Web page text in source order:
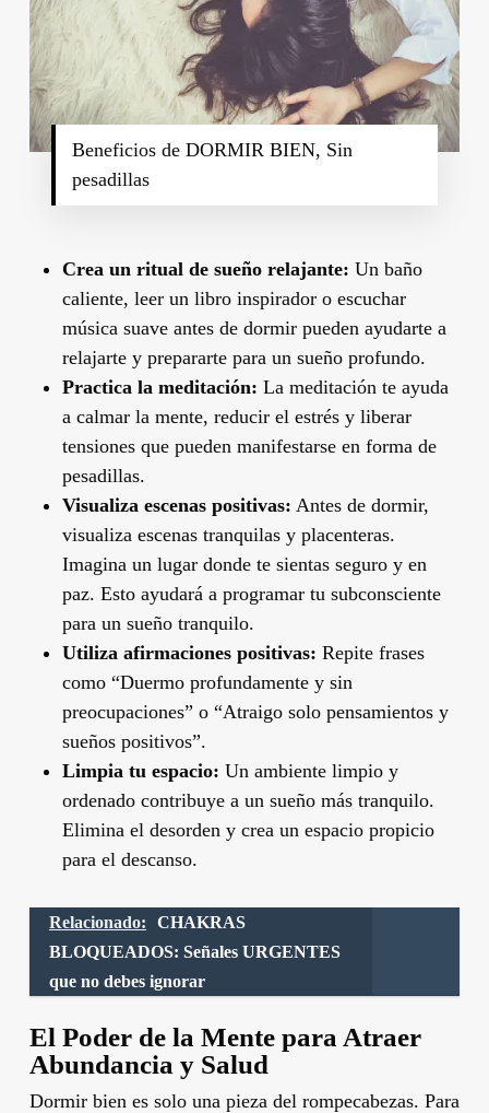
Beneficios de DORMIR BIEN, Sin
pesadillas
Crea un ritual de sueño relajante: Un baño
caliente, leer un libro inspirador o escuchar
música suave antes de dormir pueden ayudarte a
relajarte y prepararte para un sueño profundo.
Practica la meditación: La meditación te ayuda
a calmar la mente, reducir el estrés y liberar
tensiones que pueden manifestarse en forma de
pesadillas.
Visualiza escenas positivas: Antes de dormir,
visualiza escenas tranquilas y placenteras.
Imagina un lugar donde te sientas seguro y en
paz. Esto ayudará a programar tu subconsciente
para un sueño tranquilo.
Utiliza afirmaciones positivas: Repite frases
como “Duermo profundamente y sin
preocupaciones” o “Atraigo solo pensamientos y
sueños positivos”.
Limpia tu espacio: Un ambiente limpio y
ordenado contribuye a un sueño más tranquilo.
Elimina el desorden y crea un espacio propicio
para el descanso.
Relacionado:
CHAKRAS
BLOQUEADOS: Señales URGENTES
que no debes ignorar
El Poder de la Mente para Atraer
Abundancia y Salud
Dormir bien es solo una pieza del rompecabezas. Para